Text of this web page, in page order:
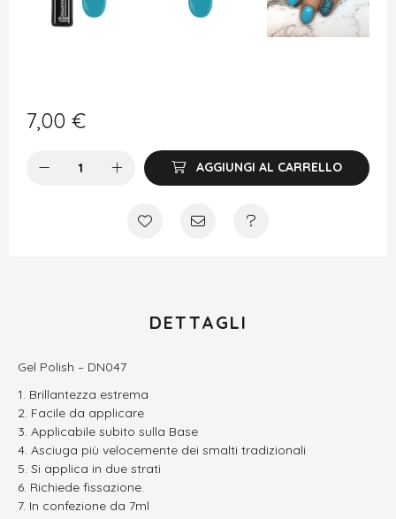
7,00 €
AGGIUNGI AL CARRELLO
DETTAGLI
Gel Polish – DN047
Brillantezza estrema
Facile da applicare
Applicabile subito sulla Base
Asciuga più velocemente dei smalti tradizionali
Si applica in due strati
Richiede fissazione.
In confezione da 7ml